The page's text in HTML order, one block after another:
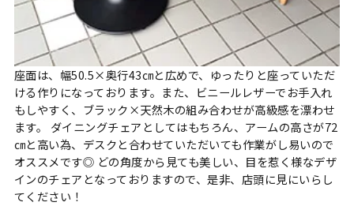
座面は、幅50.5×奥行43㎝と広めで、ゆったりと座っていただ
ける作りになっております。また、ビニールレザーでお手入れ
もしやすく、ブラック×天然木の組み合わせが高級感を漂わせ
ます。 ダイニングチェアとしてはもちろん、アームの高さが72
㎝と高い為、デスクと合わせていただいても作業がし易いので
オススメです◎ どの角度から見ても美しい、目を惹く様なデザ
インのチェアとなっておりますので、是非、店頭に見にいらし
てください！